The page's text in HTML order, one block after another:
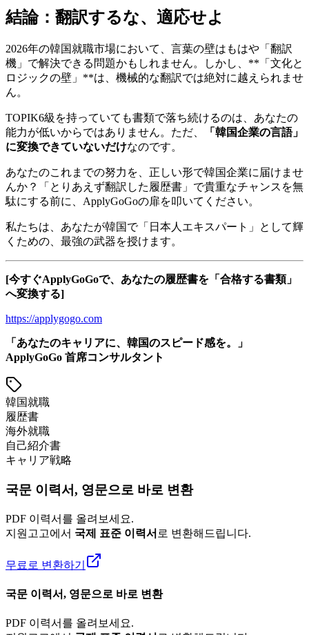
結論：翻訳するな、適応せよ
2026年の韓国就職市場において、言葉の壁はもはや「翻訳
機」で解決できる問題かもしれません。しかし、**「文化と
ロジックの壁」**は、機械的な翻訳では絶対に越えられませ
ん。
TOPIK6級を持っていても書類で落ち続けるのは、あなたの
能力が低いからではありません。ただ、
「韓国企業の言語」
に変換できていないだけなのです。
あなたのこれまでの努力を、正しい形で韓国企業に届けませ
んか？「とりあえず翻訳した履歴書」で貴重なチャンスを無
駄にする前に、ApplyGoGoの扉を叩いてください。
私たちは、あなたが韓国で「日本人エキスパート」として輝
くための、最強の武器を授けます。
[今すぐApplyGoGoで、あなたの履歴書を「合格する書類」
へ変換する]
https://applygogo.com
「あなたのキャリアに、韓国のスピード感を。」
ApplyGoGo 首席コンサルタント
韓国就職
履歴書
海外就職
自己紹介書
キャリア戦略
국문 이력서, 영문으로 바로 변환
PDF 이력서를 올려보세요.
지원고고에서 국제 표준 이력서 로 변환해드립니다.
무료로 변환하기
국문 이력서, 영문으로 바로 변환
PDF 이력서를 올려보세요.